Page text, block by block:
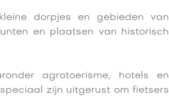
dorpjes en gebieden van
en plaatsen van historisch
agrotoerisme, hotels en
zijn uitgerust om fietsers